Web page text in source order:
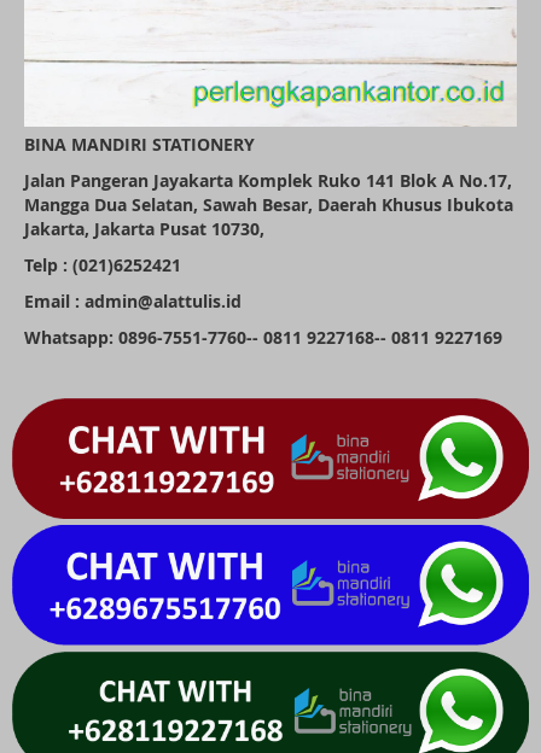
BINA MANDIRI STATIONERY
Jalan Pangeran Jayakarta Komplek Ruko 141 Blok A No.17,
Mangga Dua Selatan, Sawah Besar, Daerah Khusus Ibukota
Jakarta, Jakarta Pusat 10730,
Telp : (021)6252421
Email : admin@alattulis.id
Whatsapp: 0896-7551-7760-- 0811 9227168-- 0811 9227169